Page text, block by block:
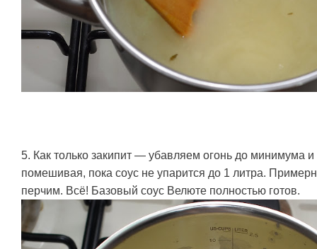
5. Как только закипит — убавляем огонь до минимума
помешивая, пока соус не упарится до 1 литра.
перчим. Всё! Базовый соус Велюте полностью готов.